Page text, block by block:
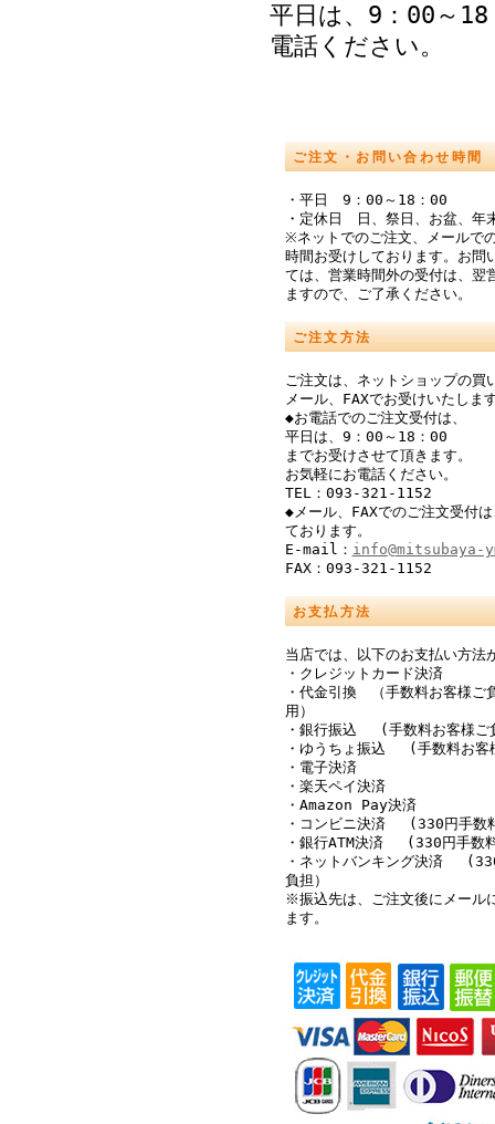
平日は、9：00～
電話ください。
ご注文・お問い合わせ時間
・平日 9：00～18：00
・定休日 日、祭日、お盆、年
※ネットでのご注文、メールで
時間お受けしております。お問
ては、営業時間外の受付は、翌
ますので、ご了承ください。
ご注文方法
ご注文は、ネットショップの買
メール、FAXでお受けいたしま
◆お電話でのご注文受付は、
平日は、9：00～18：00
までお受けさせて頂きます。
お気軽にお電話ください。
TEL：093-321-1152
◆メール、FAXでのご注文受付
ております。
E-mail： info@mitsubaya-
FAX：093-321-1152
お支払方法
当店では、以下のお支払い方法
・クレジットカード決済
・代金引換 （手数料お客様ご
用）
・銀行振込 (手数料お客様ご
・ゆうちょ振込 (手数料お客
・電子決済
・楽天ペイ決済
・Amazon Pay決済
・コンビニ決済 (330円手数
・銀行ATM決済 (330円手数
・ネットバンキング決済
負担）
※振込先は、ご注文後にメール
ます。